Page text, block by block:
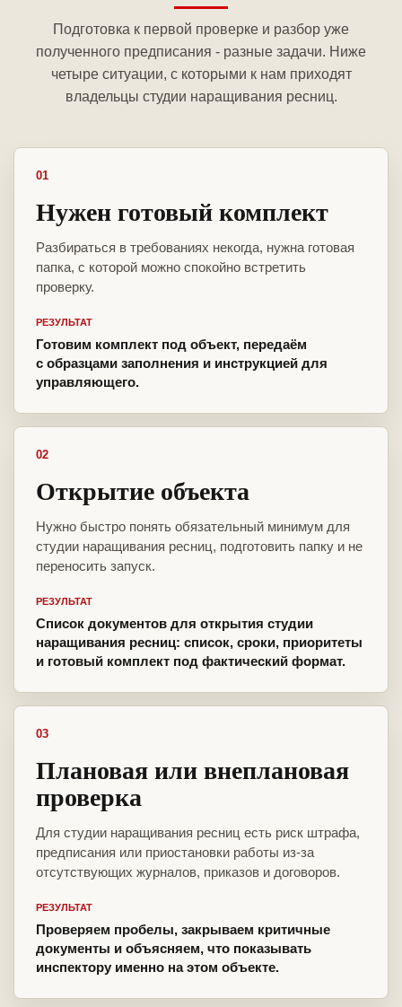
Подготовка к первой проверке и разбор уже
полученного предписания - разные задачи. Ниже
четыре ситуации, с которыми к нам приходят
владельцы студии наращивания ресниц.
01
Нужен готовый комплект
Разбираться в требованиях некогда, нужна готовая
папка, с которой можно спокойно встретить
проверку.
РЕЗУЛЬТАТ
Готовим комплект под объект, передаём
с образцами заполнения и инструкцией для
управляющего.
02
Открытие объекта
Нужно быстро понять обязательный минимум для
студии наращивания ресниц, подготовить папку и не
переносить запуск.
РЕЗУЛЬТАТ
Список документов для открытия студии
наращивания ресниц: список, сроки, приоритеты
и готовый комплект под фактический формат.
03
Плановая или внеплановая
проверка
Для студии наращивания ресниц есть риск штрафа,
предписания или приостановки работы из-за
отсутствующих журналов, приказов и договоров.
РЕЗУЛЬТАТ
Проверяем пробелы, закрываем критичные
документы и объясняем, что показывать
инспектору именно на этом объекте.